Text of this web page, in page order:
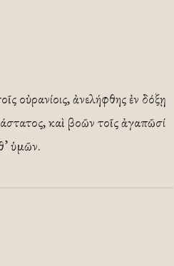
οὐρανίοις, ἀνελήφθης ἐν δόξῃ
καὶ βοῶν τοῖς ἀγαπῶσί
ὑμῶν.